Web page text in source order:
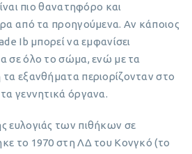
πιο θανατηφόρο και
από τα προηγούμενα. Αν κάποιος
Ib μπορεί να εμφανίσει
σε όλο το σώμα, ενώ με τα
εξανθήματα περιορίζονταν στο
γεννητικά όργανα.
ευλογιάς των πιθήκων σε
το 1970 στη ΛΔ του Κονγκό (το